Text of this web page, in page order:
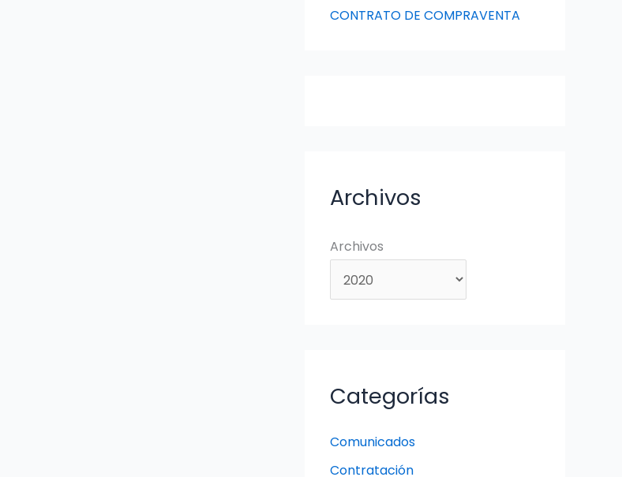
CONTRATO DE COMPRAVENTA
Archivos
Archivos
Categorías
Comunicados
Contratación